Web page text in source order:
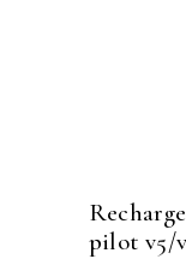
recharge de stylo hi-techpoint
pilot v5/